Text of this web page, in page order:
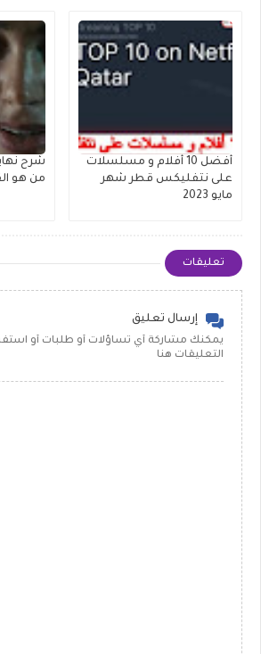
أفضل 10 أفلام و مسلسلات
على نتفليكس قطر شهر
مايو 2023
من هو
تعليقات
إرسال تعليق
يمكنك مشاركة أي تساؤلات أو طلبات أو
التعليقات هنا